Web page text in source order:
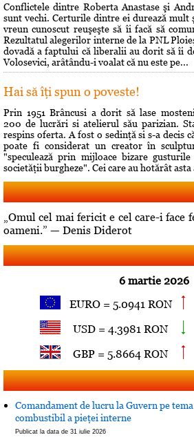
Conflictele dintre Roberta Anastase şi
sunt vechi. Certurile dintre ei durează mult
vreun cunoscut reuşeşte să îi facă să
Rezultatul alegerilor interne de la PNL
dovadă a faptului că liberalii au dorit să îi
Volosevici, arâtându-i voalat că nu este pe...
Hai să îţi spun o poveste!
Prin 1951 Brâncusi a dorit să lase
200 de lucrări si atelierul său parizian.
respins oferta. A fost o sedinţă si s-a decis
poate fi considerat un creator în
"speculează prin mijloace bizare
societăţii burgheze". Cei care au hotărât asta
„Omul cel mai fericit e cel care-i
oameni.” — Denis Diderot
6 martie 2026
EURO = 5.0941 RON
USD = 4.3981 RON
GBP = 5.8664 RON
Comandament de lucru la Guvern pe
combustibil a pieţei interne
Publicat la data de 31 iulie 2026